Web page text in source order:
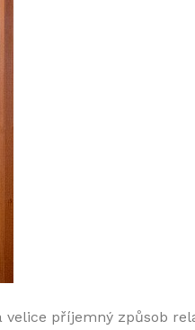
příjemný způsob